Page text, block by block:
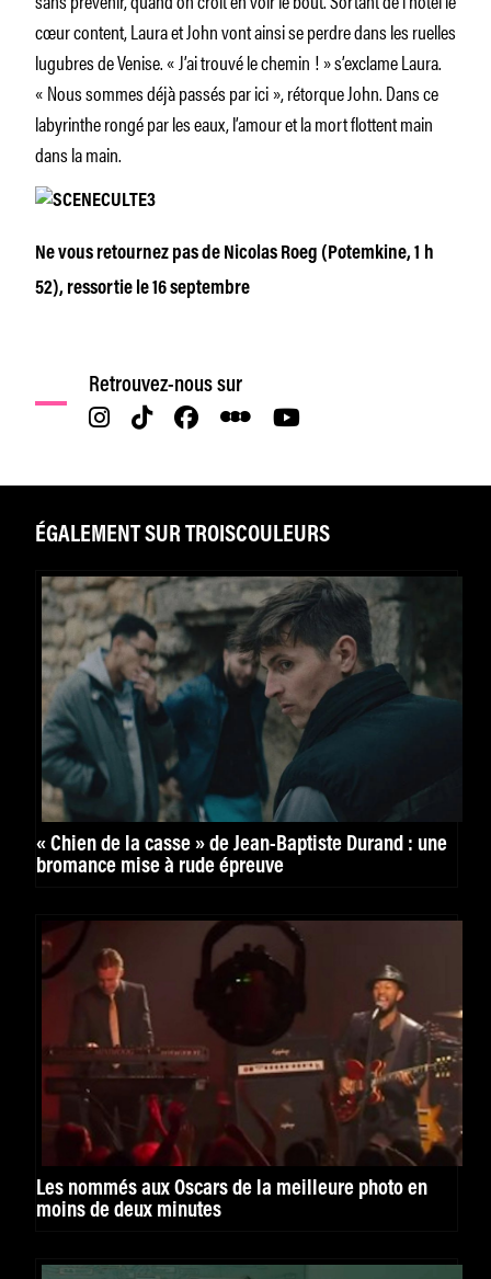
cœur content, Laura et John vont ainsi se perdre dans les ruelles
lugubres de Venise.« J’ai trouvé le chemin ! »s’exclame Laura.
« Nous sommes déjà passés par ici »,rétorque John. Dans ce
labyrinthe rongé par les eaux, l’amour et la mort flottent main
dans la main.
Ne vous retournez pasde Nicolas Roeg (Potemkine, 1 h
52), ressortie le 16 septembre
Retrouvez-nous sur
ÉGALEMENT SUR TROISCOULEURS
« Chien de la casse » de Jean-Baptiste Durand : une
bromance mise à rude épreuve
Les nommés aux Oscars de la meilleure photo en
moins de deux minutes